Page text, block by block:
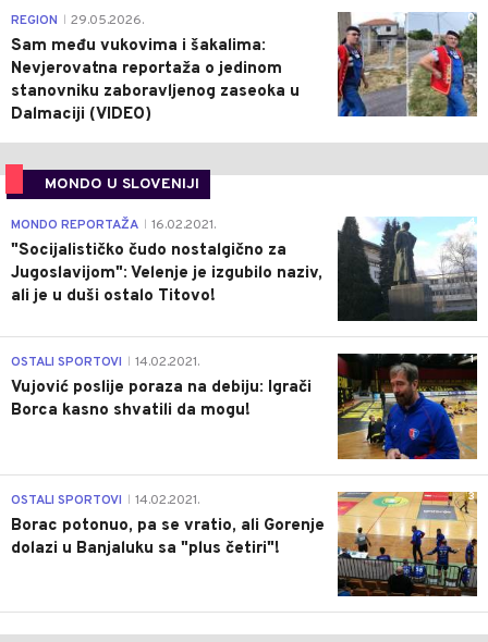
0
REGION 29.05.2026.
Sam među vukovima i šakalima:
Nevjerovatna reportaža o jedinom
stanovniku zaboravljenog zaseoka u
Dalmaciji (VIDEO)
MONDO U SLOVENIJI
4
MONDO REPORTAŽA 16.02.2021.
"Socijalističko čudo nostalgično za
Jugoslavijom": Velenje je izgubilo naziv,
ali je u duši ostalo Titovo!
1
OSTALI SPORTOVI 14.02.2021.
Vujović poslije poraza na debiju: Igrači
Borca kasno shvatili da mogu!
3
OSTALI SPORTOVI 14.02.2021.
Borac potonuo, pa se vratio, ali Gorenje
dolazi u Banjaluku sa "plus četiri"!